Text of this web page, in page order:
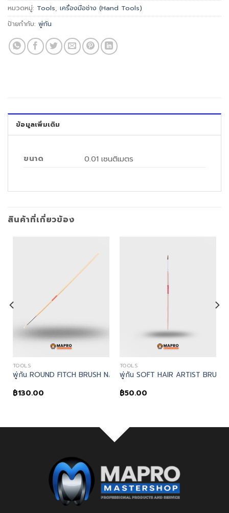
หมวดหมู่: Tools เครื่องมือช่าง (Hand Tools)
ป้ายกำกับ: พู่กัน
ข้อมูลเพิ่มเติม
ขนาด 0.01 เซนติเมตร
สินค้าที่เกี่ยวข้อง
TOOLS
พู่กัน ROUND FITCH BRUSH NATURAL WOODEN HANDLE –
฿130.00
TOOLS
พู่กัน SOFT HAIR ARTIST
฿50.00
NATURAL WOODEN HANDLE
พู่กันทาสีด้ามไม้ No.12 ARTIST PENCIL BRUSH WOODEN
WOODEN HANDLE – Kennedy, พู่กัน No.8 ARTIST BRUSH